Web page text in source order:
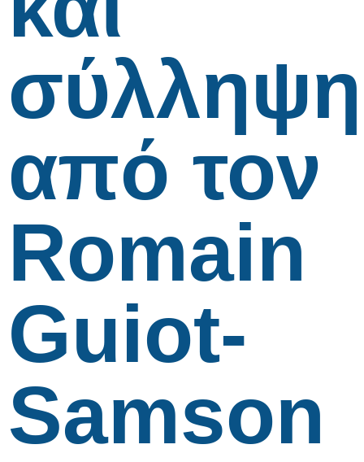
σύλληψη
από τον
Romain
Guiot-
Samson